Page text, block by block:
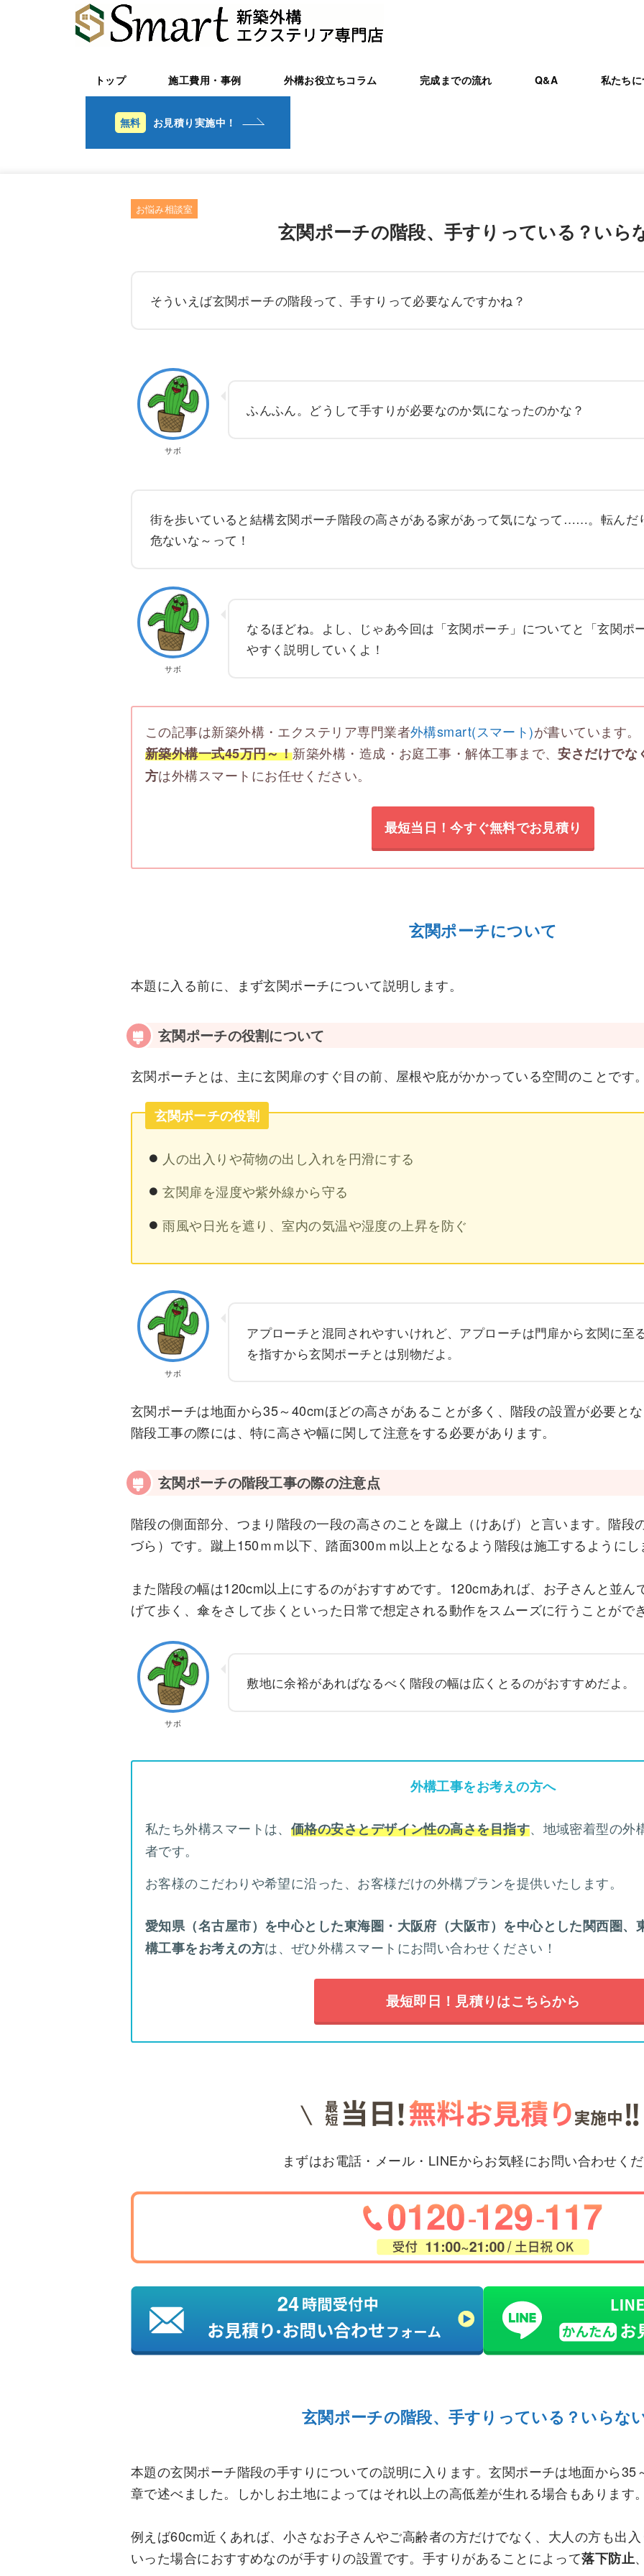
トップ 施工費用・事例 外構お役立ちコラム 完成までの流れ Q&A 私たち
お見積り実施中！
お悩み相談室
玄関ポーチの階段、手すりっている？いら
そういえば玄関ポーチの階段って、手すりって必要なんですかね？
サボ
ふんふん。どうして手すりが必要なのか気になったのかな？
街を歩いていると結構玄関ポーチ階段の高さがある家があって気になって……。転んだ
危ないな～って！
サボ
なるほどね。よし、じゃあ今回は「玄関ポーチ」についてと「玄関ポ
やすく説明していくよ！
この記事は新築外構・エクステリア専門業者外構smart(スマート)が書いています。
新築外構一式45万円～！新築外構・造成・お庭工事・解体工事まで、安さだけでな
方は外構スマートにお任せください。
最短当日！今すぐ無料でお見積り
玄関ポーチについて
本題に入る前に、まず玄関ポーチについて説明します。
玄関ポーチの役割について
玄関ポーチとは、主に玄関扉のすぐ目の前、屋根や庇がかかっている空間のことです
玄関ポーチの役割
人の出入りや荷物の出し入れを円滑にする
玄関扉を湿度や紫外線から守る
雨風や日光を遮り、室内の気温や湿度の上昇を防ぐ
サボ
アプローチと混同されやすいけれど、アプローチは門扉から玄関に至
を指すから玄関ポーチとは別物だよ。
玄関ポーチは地面から35～40cmほどの高さがあることが多く、階段の設置が必要と
階段工事の際には、特に高さや幅に関して注意をする必要があります。
玄関ポーチの階段工事の際の注意点
階段の側面部分、つまり階段の一段の高さのことを蹴上（けあげ）と言います。階段
づら）です。蹴上150ｍｍ以下、踏面300ｍｍ以上となるよう階段は施工するように
また階段の幅は120cm以上にするのがおすすめです。120cmあれば、お子さんと並
げて歩く、傘をさして歩くといった日常で想定される動作をスムーズに行うことがで
サボ
敷地に余裕があればなるべく階段の幅は広くとるのがおすすめだよ。
外構工事をお考えの方へ
私たち外構スマートは、 価格の安さとデザイン性の高さを目指す、地域密着型の外
者です。
お客様のこだわりや希望に沿った、お客様だけの外構プランを提供いたします。
愛知県（名古屋市）を中心とした東海圏・大阪府（大阪市）を中心とした関西圏、
構工事をお考えの方は、ぜひ外構スマートにお問い合わせください！
最短即日！見積りはこちらから
まずはお電話・メール・LINEからお気軽にお問い合わせく
玄関ポーチの階段、手すりっている？いらな
本題の玄関ポーチ階段の手すりについての説明に入ります。玄関ポーチは地面から
章で述べました。しかしお土地によってはそれ以上の高低差が生れる場合もあります
例えば60cm近くあれば、小さなお子さんやご高齢者の方だけでなく、大人の方も出
いった場合におすすめなのが手すりの設置です。手すりがあることによって落下防止